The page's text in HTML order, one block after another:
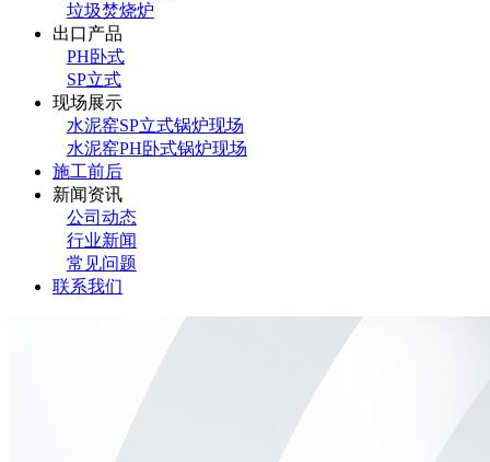
垃圾焚烧炉
出口产品
PH卧式
SP立式
现场展示
水泥窑SP立式锅炉现场
水泥窑PH卧式锅炉现场
施工前后
新闻资讯
公司动态
行业新闻
常见问题
联系我们